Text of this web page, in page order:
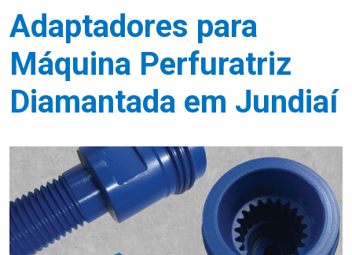
Adaptadores para
Máquina Perfuratriz
Diamantada em Jundiaí